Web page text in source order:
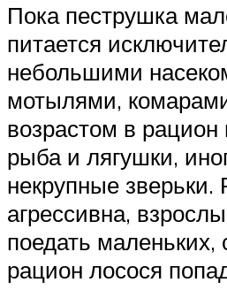
Пока пеструшка
питается
небольшими
мотылями,
возрастом в рацион
рыба и лягушки,
некрупные
агрессивна,
поедать маленьких,
рацион лосося